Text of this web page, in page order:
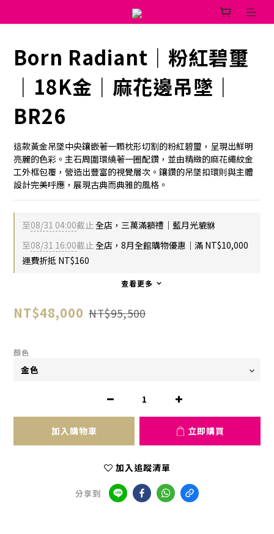
Born Radiant｜粉紅碧璽
｜18K金｜麻花邊吊墜｜
BR26
這款黃金吊墜中央鑲嵌著一顆枕形切割的粉紅碧璽，呈現出鮮明
亮麗的色彩。主石周圍環繞著一圈配鑽，並由精緻的麻花繩紋金
工外框包覆，營造出豐富的視覺層次。鑲鑽的吊墜扣環則與主體
設計完美呼應，展現古典而典雅的風格。
至08/31 04:00截止全店，三萬滿額禮｜藍月光貔貅
至08/31 16:00截止全店，8月全館購物優惠｜滿 NT$10,000
運費折抵 NT$160
查看更多
NT$48,000 NT$95,500
顏色
加入購物車 立即購買
加入追蹤清單
分享到